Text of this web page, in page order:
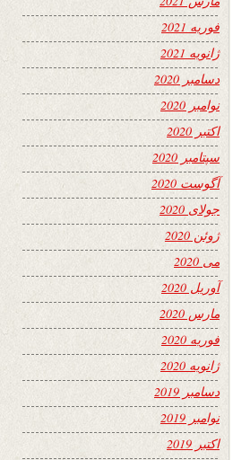
فوریه 2021
ژانویه 2021
دسامبر 2020
نوامبر 2020
اکتبر 2020
سپتامبر 2020
آگوست 2020
جولای 2020
ژوئن 2020
می 2020
آوریل 2020
مارس 2020
فوریه 2020
ژانویه 2020
دسامبر 2019
نوامبر 2019
اکتبر 2019